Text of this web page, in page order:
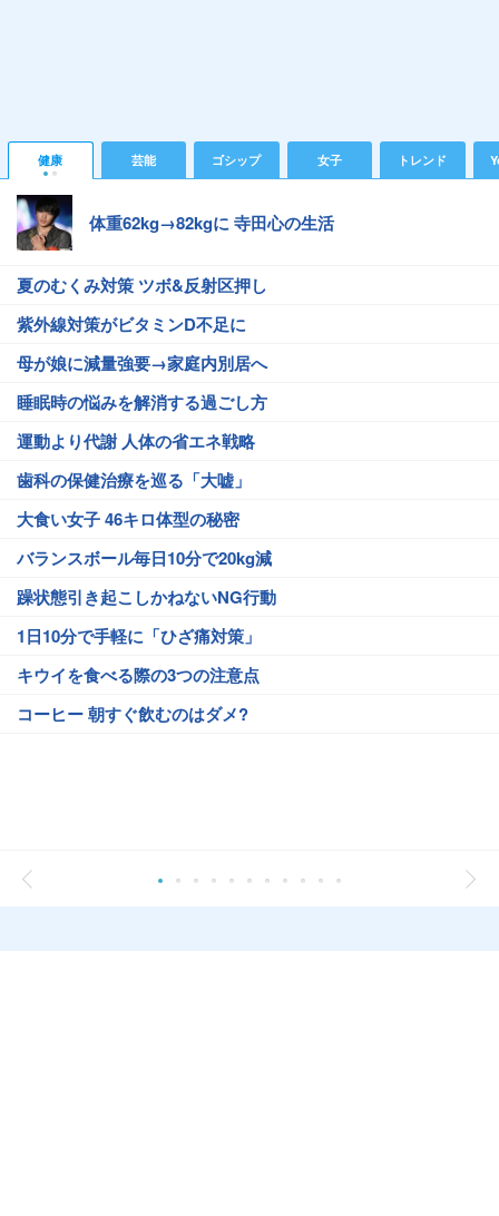
健康 芸能 ゴシップ 女子 トレンド
体重62kg→82kgに 寺田心の生活
夏のむくみ対策 ツボ&反射区押し
紫外線対策がビタミンD不足に
母が娘に減量強要→家庭内別居へ
睡眠時の悩みを解消する過ごし方
運動より代謝 人体の省エネ戦略
歯科の保健治療を巡る「大嘘」
大食い女子 46キロ体型の秘密
バランスボール毎日10分で20kg減
躁状態引き起こしかねないNG行動
1日10分で手軽に「ひざ痛対策」
キウイを食べる際の3つの注意点
コーヒー 朝すぐ飲むのはダメ?